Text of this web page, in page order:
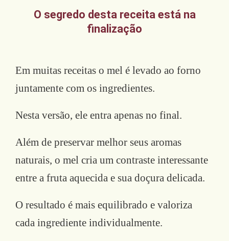
O segredo desta receita está na
finalização
Em muitas receitas o mel é levado ao forno
juntamente com os ingredientes.
Nesta versão, ele entra apenas no final.
Além de preservar melhor seus aromas
naturais, o mel cria um contraste interessante
entre a fruta aquecida e sua doçura delicada.
O resultado é mais equilibrado e valoriza
cada ingrediente individualmente.